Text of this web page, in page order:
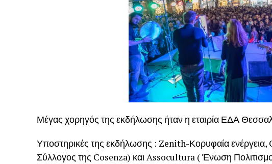
Μέγας χορηγός της εκδήλωσης ήταν η εταιρία ΕΔΑ
Υποστηρικές της εκδήλωσης : Zenith-Κορυφαία
Σύλλογος της Cosenza) και Assocultura ( Ένωση